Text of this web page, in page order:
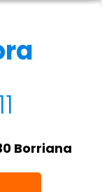
Borriana